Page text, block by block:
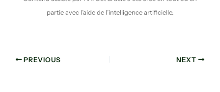
partie avec l’aide de l’intelligence artificielle.
PREVIOUS NEXT